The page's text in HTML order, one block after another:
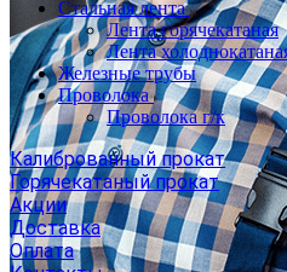
Стальная лента
Лента горячекатаная
Лента
Железные трубы
Проволока
Проволока г/к
Калиброванный прокат
Горячекатаный прокат
Акции
Доставка
Оплата